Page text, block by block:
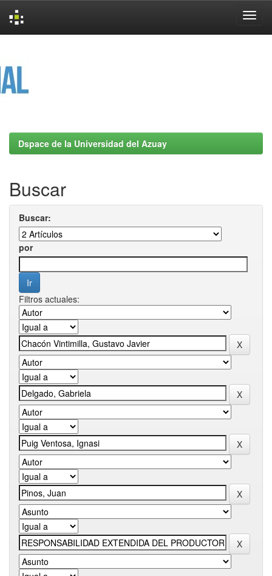
Dspace de la Universidad del Azuay
Buscar
Buscar:
por
Filtros actuales: